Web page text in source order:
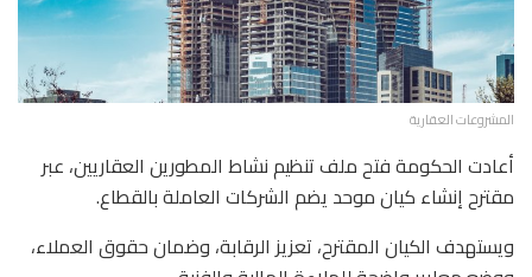
المشروعات العقارية
أعادت الحكومة فتح ملف تنظيم نشاط المطورين العقاريين، عبر
مقترح إنشاء كيان موحد يضم الشركات العاملة بالقطاع.
ويستهدف الكيان المقترح، تعزيز الرقابة، وضمان حقوق العملاء،